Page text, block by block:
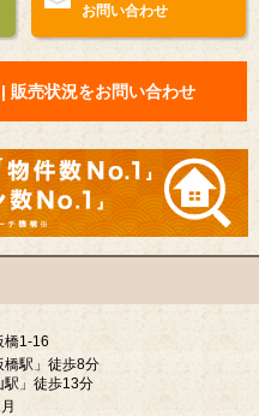
お問い合わせ
| 販売状況をお問い合わせ
橋1-16
橋駅」徒歩8分
駅」徒歩13分